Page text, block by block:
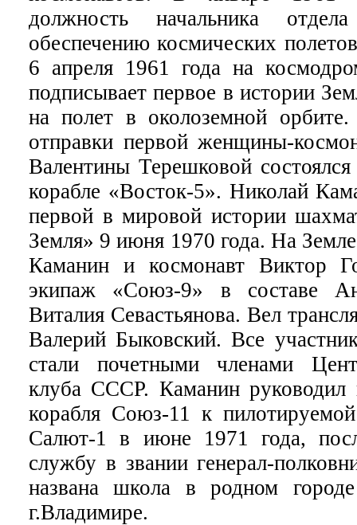
должность начальника
обеспечению космических
6 апреля 1961 года на
подписывает первое в истории
на полет в околоземной
отправки первой женщины-
Валентины Терешковой
корабле «Восток-5». Николай
первой в мировой истории
Земля» 9 июня 1970 года. На
Каманин и космонавт Виктор
экипаж «Союз-9» в составе
Виталия Севастьянова. Вел
Валерий Быковский. Все
стали почетными членами
клуба СССР. Каманин руководил
корабля Союз-11 к
Салют-1 в июне 1971 года,
службу в звании генерал-
названа школа в родном
г.Владимире.